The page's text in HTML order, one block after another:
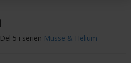
5 i serien Musse & Helium